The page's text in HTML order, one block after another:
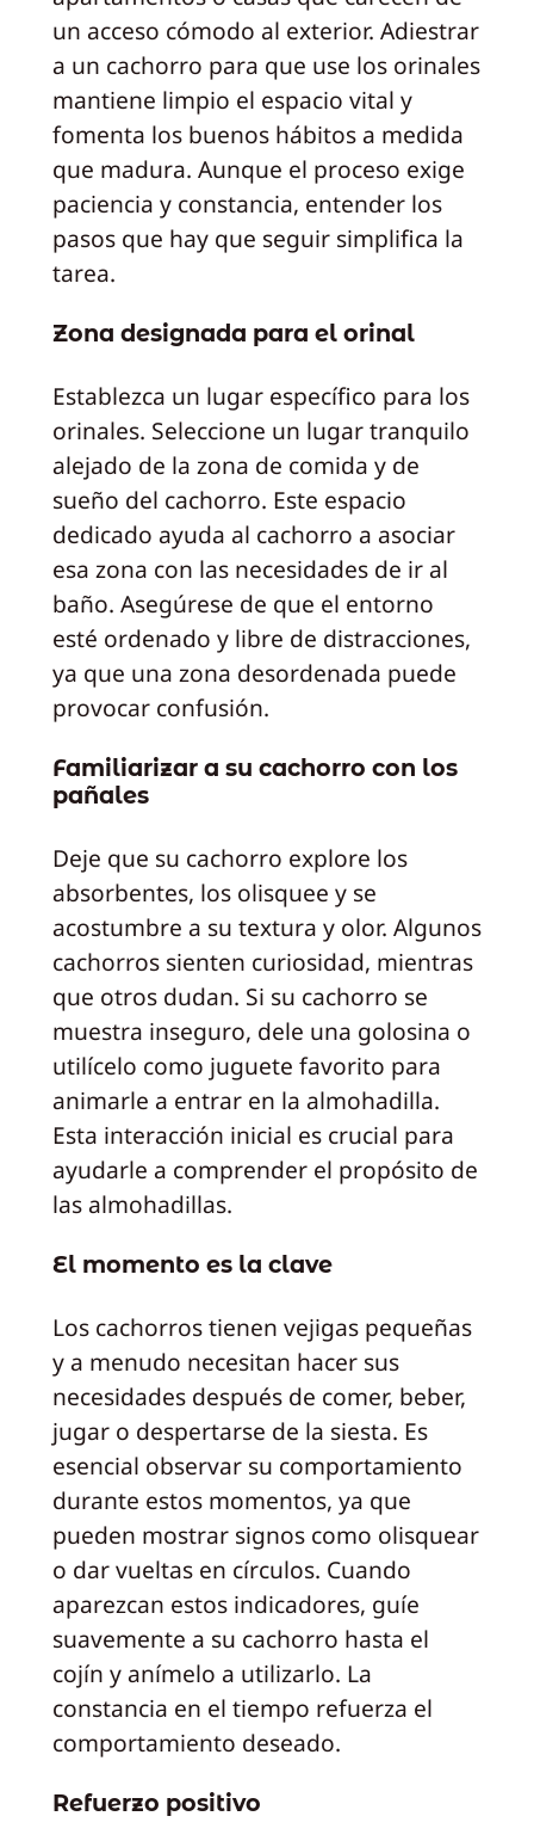
un acceso cómodo al exterior. Adiestrar
a un cachorro para que use los orinales
mantiene limpio el espacio vital y
fomenta los buenos hábitos a medida
que madura. Aunque el proceso exige
paciencia y constancia, entender los
pasos que hay que seguir simplifica la
tarea.
Zona designada para el orinal
Establezca un lugar específico para los
orinales. Seleccione un lugar tranquilo
alejado de la zona de comida y de
sueño del cachorro. Este espacio
dedicado ayuda al cachorro a asociar
esa zona con las necesidades de ir al
baño. Asegúrese de que el entorno
esté ordenado y libre de distracciones,
ya que una zona desordenada puede
provocar confusión.
Familiarizar a su cachorro con los
pañales
Deje que su cachorro explore los
absorbentes, los olisquee y se
acostumbre a su textura y olor. Algunos
cachorros sienten curiosidad, mientras
que otros dudan. Si su cachorro se
muestra inseguro, dele una golosina o
utilícelo como juguete favorito para
animarle a entrar en la almohadilla.
Esta interacción inicial es crucial para
ayudarle a comprender el propósito de
las almohadillas.
El momento es la clave
Los cachorros tienen vejigas pequeñas
y a menudo necesitan hacer sus
necesidades después de comer, beber,
jugar o despertarse de la siesta. Es
esencial observar su comportamiento
durante estos momentos, ya que
pueden mostrar signos como olisquear
o dar vueltas en círculos. Cuando
aparezcan estos indicadores, guíe
suavemente a su cachorro hasta el
cojín y anímelo a utilizarlo. La
constancia en el tiempo refuerza el
comportamiento deseado.
Refuerzo positivo